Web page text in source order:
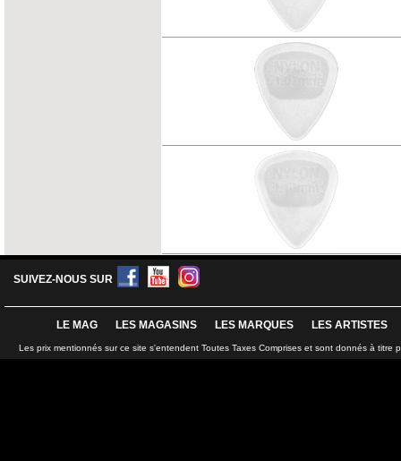
SUIVEZ-NOUS SUR
LE MAG LES MAGASINS LES MARQUES LES ARTISTES
Les prix mentionnés sur ce site s'entendent Toutes Taxes Comprises et sont donnés à